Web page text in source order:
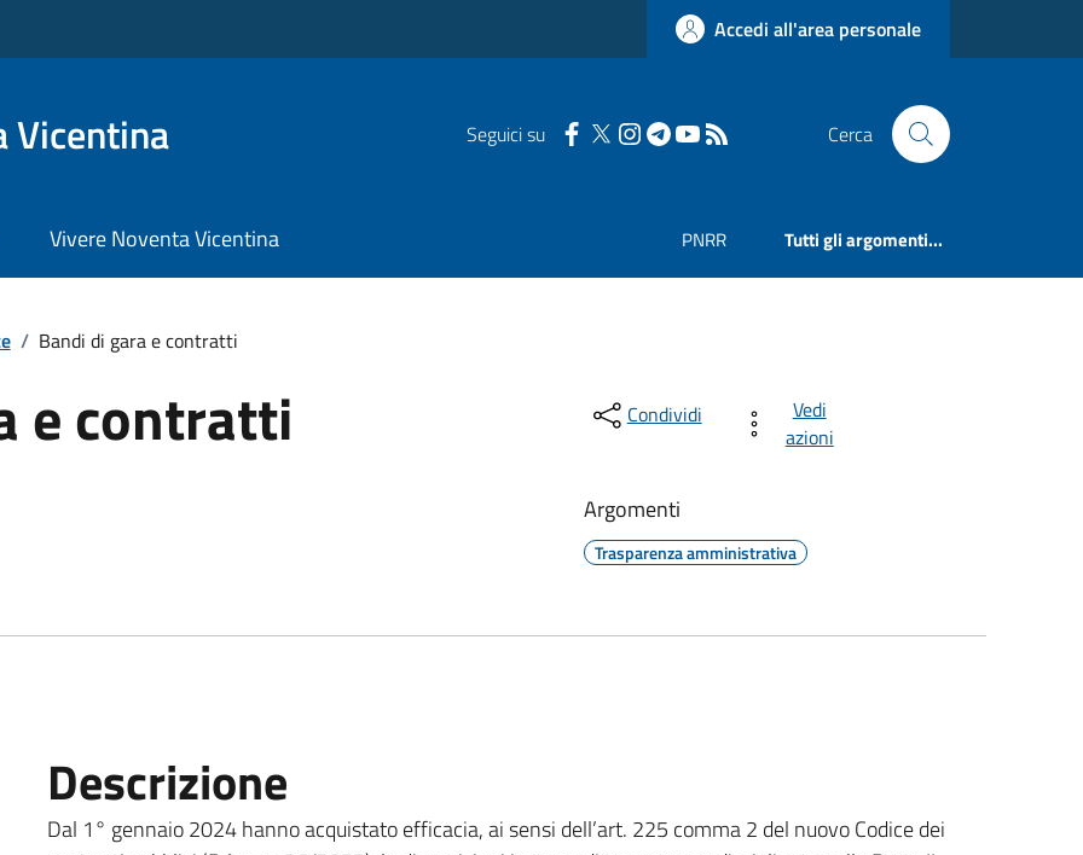
Accedi all'area personale
Vicentina Seguici su Cerca
Vivere Noventa Vicentina PNRR Tutti gli argomenti...
/ Bandi di gara e contratti
e contratti Condividi
Vedi
azioni
Argomenti
Trasparenza amministrativa
Descrizione
Dal 1° gennaio 2024 hanno acquistato efficacia, ai sensi dell’art. 225 comma 2 del nuovo Codice dei